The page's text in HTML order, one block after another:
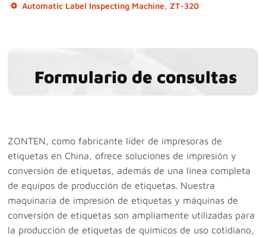
Automatic Label Inspecting Machine, ZT-320
Formulario de consultas
ZONTEN, como fabricante líder de impresoras de
etiquetas en China, ofrece soluciones de impresión y
conversión de etiquetas, además de una línea completa
de equipos de producción de etiquetas. Nuestra
maquinaria de impresión de etiquetas y máquinas de
conversión de etiquetas son ampliamente utilizadas para
la producción de etiquetas de químicos de uso cotidiano,